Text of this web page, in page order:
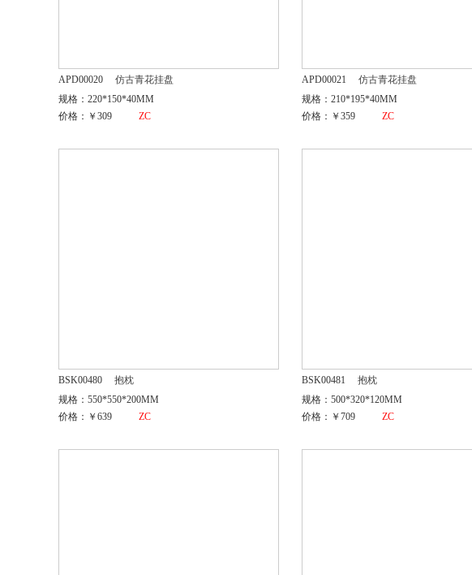
APD00020
仿古青花挂盘
规格：220*150*40MM
价格：￥309
ZC
APD00021
仿古青花挂盘
规格：210*195*40MM
价格：￥359
ZC
BSK00480
抱枕
规格：550*550*200MM
价格：￥639
ZC
BSK00481
抱枕
规格：500*320*120MM
价格：￥709
ZC